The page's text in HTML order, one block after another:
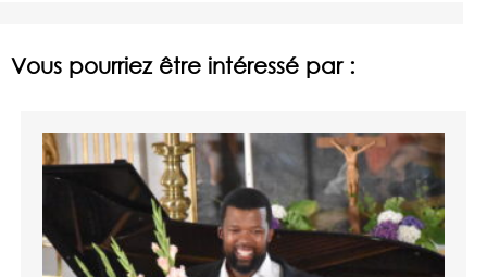
Vous pourriez être intéressé par :